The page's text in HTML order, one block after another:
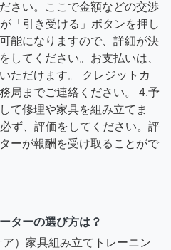
さい。ここで金額などの交渉
「引き受ける」ボタンを押し
能になりますので、詳細が決
してください。お支払いは、
ただけます。 クレジットカ
局までご連絡ください。 4.予
て修理や家具を組み立てま
ず、評価をしてください。評
ーが報酬を受け取ることがで
ターの選び方は？
）家具組み立てトレーニン